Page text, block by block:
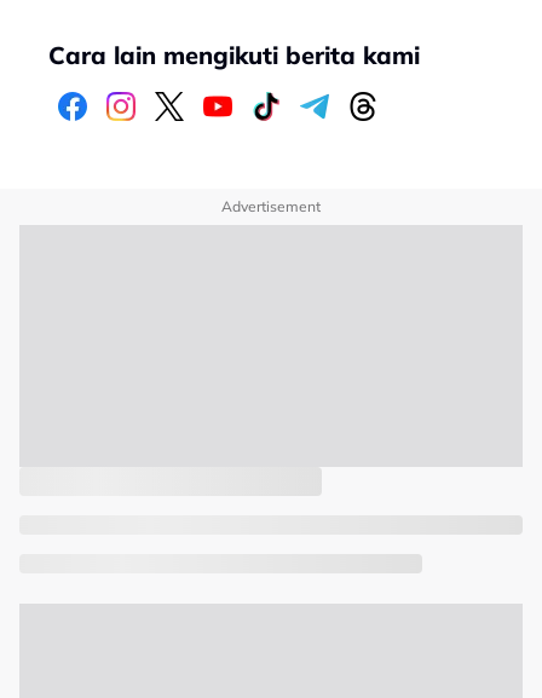
Cara lain mengikuti berita kami
Advertisement